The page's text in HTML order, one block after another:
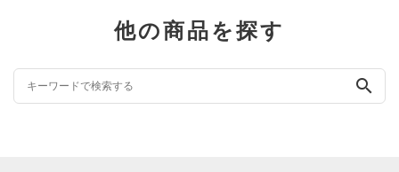
他の商品を探す
search